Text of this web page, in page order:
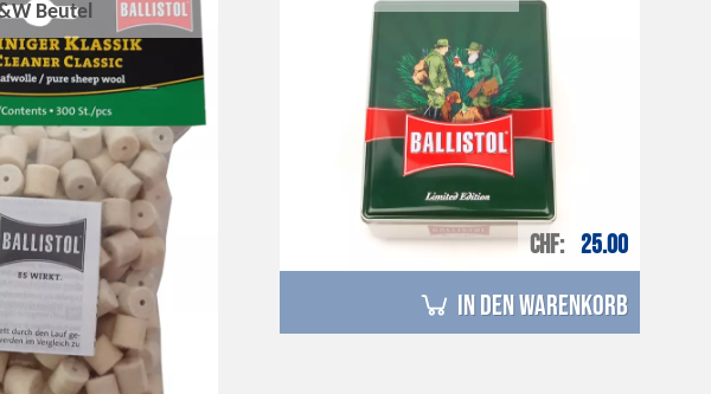
Beutel
CHF 25.00
in den Warenkorb